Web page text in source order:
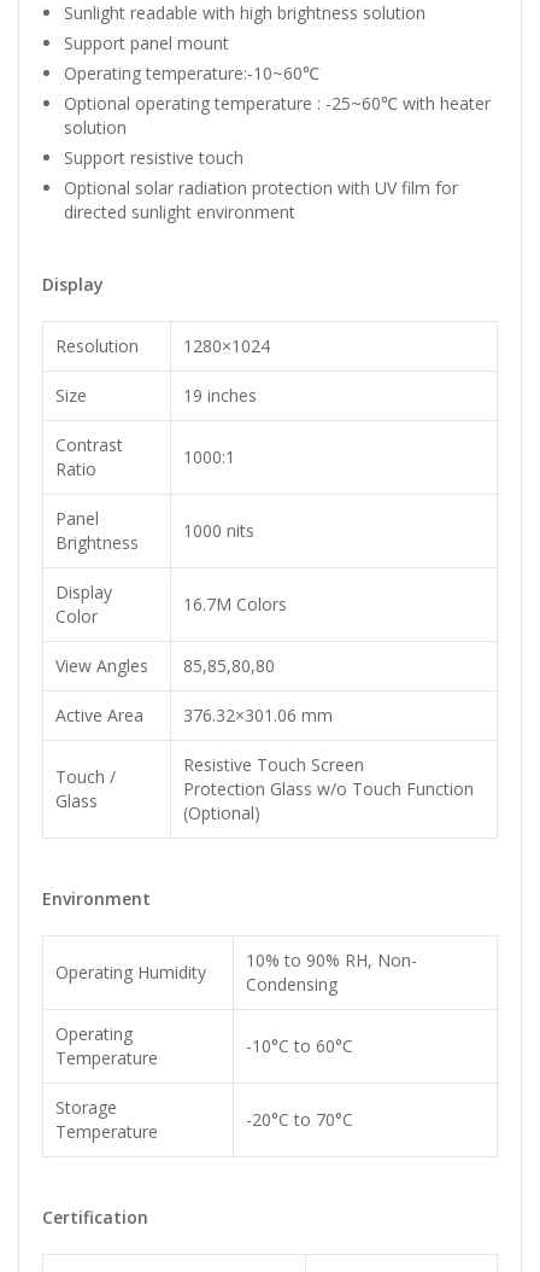
Sunlight readable with high brightness solution
Support panel mount
Operating temperature:-10~60℃
Optional operating temperature : -25~60℃ with heater
solution
Support resistive touch
Optional solar radiation protection with UV film for
directed sunlight environment
Display
Resolution 1280×1024
Size 19 inches
Contrast
Ratio
1000:1
Panel
Brightness
1000 nits
Display
Color
16.7M Colors
View Angles 85,85,80,80
Active Area 376.32×301.06 mm
Touch /
Glass
Resistive Touch Screen
Protection Glass w/o Touch Function
(Optional)
Environment
Operating Humidity
10% to 90% RH, Non-
Condensing
Operating
Temperature
-10°C to 60°C
Storage
Temperature
-20°C to 70°C
Certification